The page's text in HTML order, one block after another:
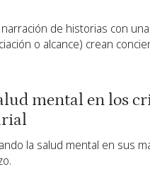
de historias con
o alcance) crean
mental en los
la salud mental en sus